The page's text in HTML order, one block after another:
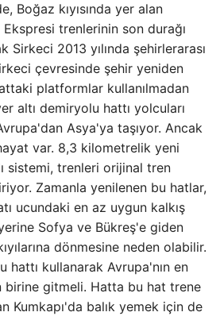
Boğaz kıyısında yer alan
trenlerinin son durağı
Sirkeci 2013 yılında şehirlerarası
çevresinde şehir yeniden
platformlar kullanılmadan
altı demiryolu hattı yolcuları
Asya'ya taşıyor. Ancak
var. 8,3 kilometrelik yeni
sistemi, trenleri orijinal tren
Zamanla yenilenen bu hatlar,
ucundaki en az uygun kalkış
Sofya ve Bükreş'e giden
dönmesine neden olabilir.
hattı kullanarak Avrupa'nın en
birine gitmeli. Hatta bu hat trene
Kumkapı'da balık yemek için de